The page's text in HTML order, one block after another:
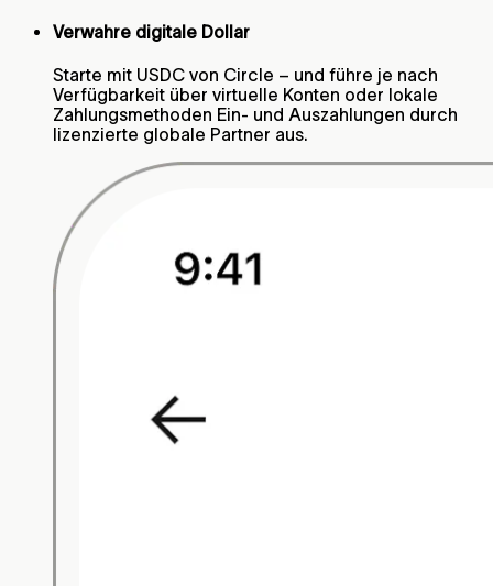
Verwahre digitale Dollar
Starte mit USDC von Circle – und führe je nach
Verfügbarkeit über virtuelle Konten oder lokale
Zahlungsmethoden Ein- und Auszahlungen durch
lizenzierte globale Partner aus.